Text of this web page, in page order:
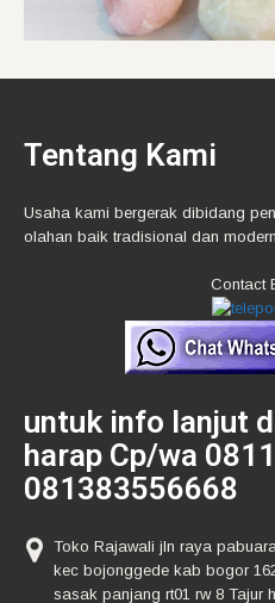
Tentang Kami
Usaha kami bergerak dibidang
olahan baik tradisional dan
Contact
untuk info lanjut
harap Cp/wa
081383556668
Toko Rajawali jln raya
kec bojonggede kab bogor
sasak panjang rt01 rw 8 Tajur